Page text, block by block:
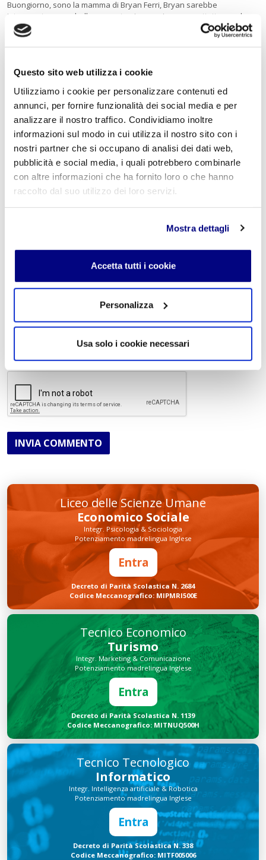
Questo sito web utilizza i cookie
Utilizziamo i cookie per personalizzare contenuti ed
annunci, per fornire funzionalità dei social media e per
analizzare il nostro traffico. Condividiamo inoltre
informazioni sul modo in cui utilizza il nostro sito con i
nostri partner che si occupano di analisi dei dati web,
pubblicità e social media, i quali potrebbero combinarle
con altre informazioni che ha fornito loro o che hanno
raccolto dal suo utilizzo dei loro servizi.
Mostra dettagli
Accetta tutti i cookie
Personalizza
Usa solo i cookie necessari
Buongiorno, sono la mamma di Bryan Ferri, Bryan sarebbe
interessato; e una bella proposta ai ragazzi, ma soprattutto se e la
scuola che lo suggerisce .perché a noi genitori, di solito non danno
retta.Complimenti per l'iniziativa.
Lascia un commento
L'indirizzo email non verrà pubblicato. I campi
obbligatori sono contrassegnati con*
Nome *
E-mail*
Acconsento al trattamento deidati personali
INVIA COMMENTO
Liceo delle Scienze Umane
Economico Sociale
Integr. Psicologia & Sociologia
Potenziamento madrelingua Inglese
Entra
Decreto di Parità Scolastica N. 2684
Codice Meccanografico: MIPMRI500E
Tecnico Economico
Turismo
Integr. Marketing & Comunicazione
Potenziamento madrelingua Inglese
Entra
Decreto di Parità Scolastica N. 1139
Codice Meccanografico: MITNUQ500H
Tecnico Tecnologico
Informatico
Integr. Intelligenza artificiale & Robotica
Potenziamento madrelingua Inglese
Entra
Decreto di Parità Scolastica N. 338
Codice Meccanografico: MITF005006